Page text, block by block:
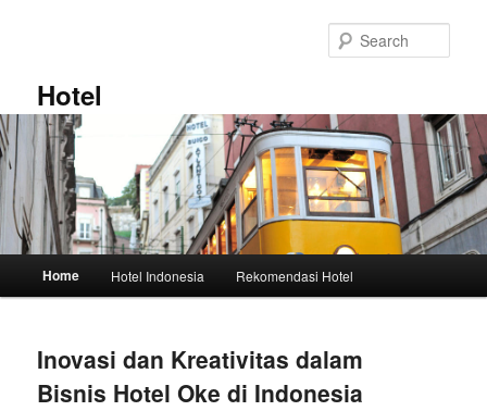
Hotel
Home Hotel Indonesia Rekomendasi Hotel
Inovasi dan Kreativitas dalam
Bisnis Hotel Oke di Indonesia